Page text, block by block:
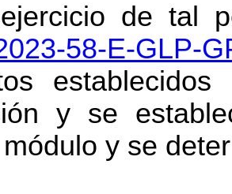
de tal
58-E-GLP-
y se
y se